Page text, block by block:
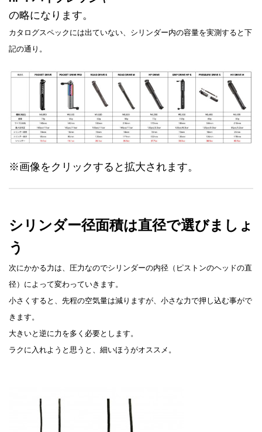
の略になります。
カタログスペックには出ていない、シリンダー内の容量を実測すると下
記の通り。
※画像をクリックすると拡大されます。
シリンダー径面積は直径で選びましょ
う
次にかかる力は、圧力なのでシリンダーの内径（ピストンのヘッドの直
径）によって変わっていきます。
小さくすると、先程の空気量は減りますが、小さな力で押し込む事がで
きます。
大きいと逆に力を多く必要とします。
ラクに入れようと思うと、細いほうがオススメ。